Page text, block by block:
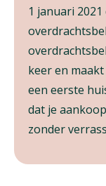
1 januari
keer en
een eerste
dat je
zonder